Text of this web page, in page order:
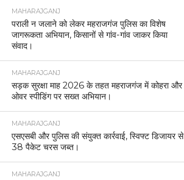
MAHARAJGANJ
पराली न जलाने को लेकर महराजगंज पुलिस का विशेष
जागरूकता अभियान, किसानों से गांव-गांव जाकर किया
संवाद।
MAHARAJGANJ
सड़क सुरक्षा माह 2026 के तहत महराजगंज में कोहरा और
ओवर स्पीडिंग पर सख्त अभियान।
MAHARAJGANJ
एसएसबी और पुलिस की संयुक्त कार्रवाई, स्विफ्ट डिजायर से
38 पैकेट चरस जब्त।
MAHARAJGANJ